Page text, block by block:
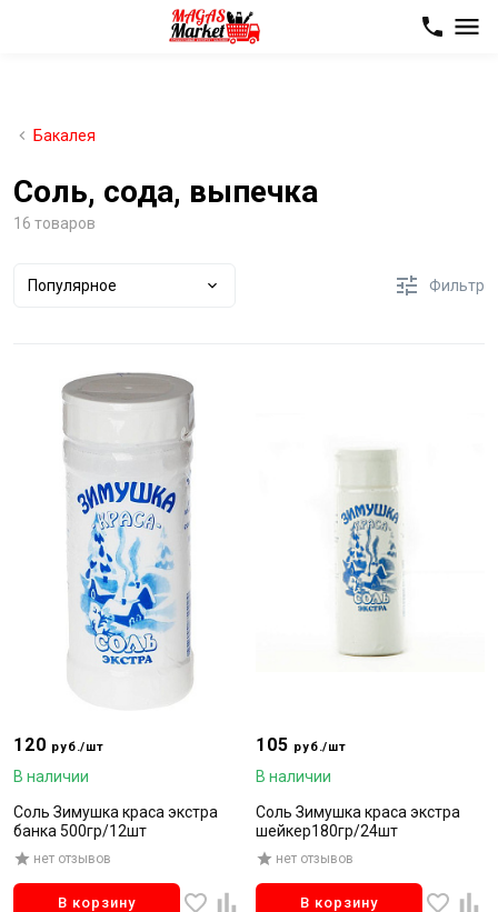
Бакалея
Соль, сода, выпечка
16 товаров
Популярное Фильтр
120 руб./шт
В наличии
Соль Зимушка краса экстра
банка 500гр/12шт
нет отзывов
В корзину
105 руб./шт
В наличии
Соль Зимушка краса экстра
шейкер180гр/24шт
нет отзывов
В корзину